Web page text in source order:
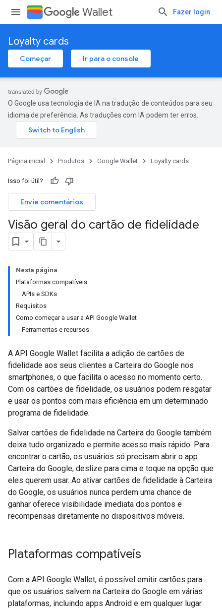
Wallet Fazer login
Loyalty cards
Começar Ir para o console
O Google usa tecnologia de IA na tradução de conteúdos para seu
idioma de preferência. As traduções com IA podem ter erros.
Página inicial Produtos Google Wallet Loyalty cards
Isso foi útil?
Envie comentários
Visão geral do cartão de fidelidade
Nesta página
Plataformas compatíveis
APIs e SDKs
Requisitos
Como começar a usar a API Google Wallet
Ferramentas e recursos
A API Google Wallet facilita a adição de cartões de
fidelidade aos seus clientes a Carteira do Google nos
smartphones, o que facilita o acesso no momento certo.
Com os cartões de fidelidade, os usuários podem resgatar
e usar os pontos com mais eficiência em um determinado
programa de fidelidade.
Salvar cartões de fidelidade na Carteira do Google também
deixa tudo organizado e permite acesso mais rápido. Para
encontrar o cartão, os usuários só precisam abrir o app
Carteira do Google, deslize para cima e toque na opção que
eles querem usar. Ao ativar cartões de fidelidade à Carteira
do Google, os usuários nunca perdem uma chance de
ganhar oferece visibilidade imediata dos pontos e
recompensas diretamente no dispositivos móveis.
Plataformas compatíveis
Com a API Google Wallet, é possível emitir cartões para
que os usuários salvem na Carteira do Google em várias
plataformas, incluindo apps Android e em qualquer lugar